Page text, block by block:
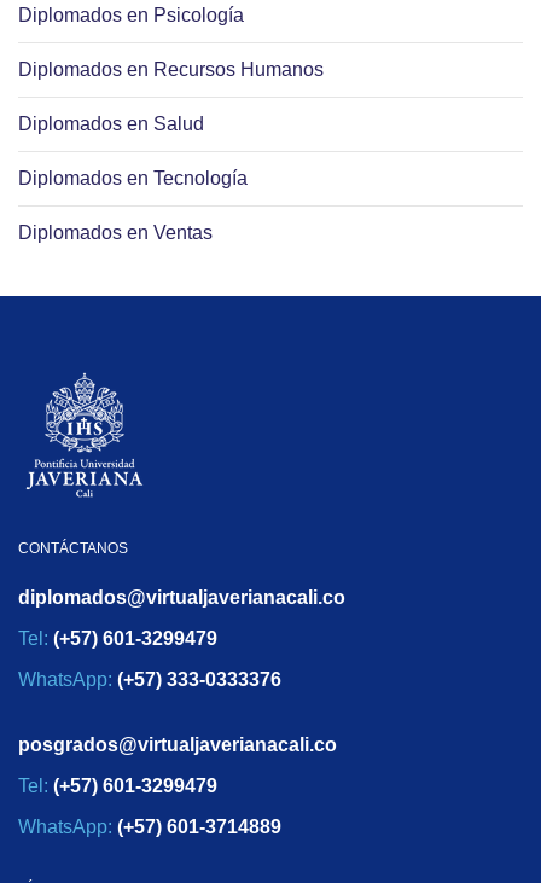
Diplomados en Psicología
Diplomados en Recursos Humanos
Diplomados en Salud
Diplomados en Tecnología
Diplomados en Ventas
CONTÁCTANOS
diplomados@virtualjaverianacali.co
Tel: (+57) 601-3299479
WhatsApp: (+57) 333-0333376
posgrados@virtualjaverianacali.co
Tel: (+57) 601-3299479
WhatsApp: (+57) 601-3714889